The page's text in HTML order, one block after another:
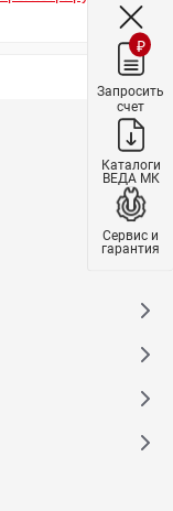
₽
Запросить
счет
Каталоги
ВЕДА МК
Сервис и
гарантия